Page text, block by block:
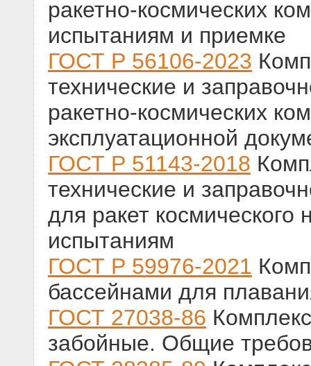
ракетно-космических
испытаниям и приемке
ГОСТ Р 56106-2023
технические и
ракетно-космических
эксплуатационной
ГОСТ Р 51143-2018
технические и
для ракет космического
испытаниям
ГОСТ Р 59976-2021
бассейнами для
ГОСТ 27038-86
забойные. Общие